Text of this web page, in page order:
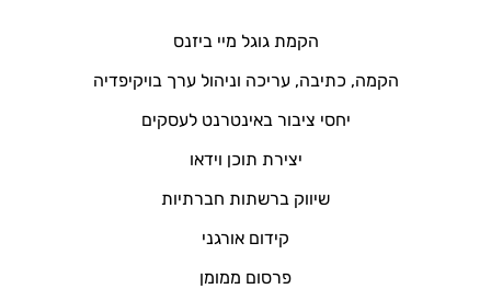
הקמת גוגל מיי ביזנס
הקמה, כתיבה, עריכה וניהול ערך בויקיפדיה
יחסי ציבור באינטרנט לעסקים
יצירת תוכן וידאו
שיווק ברשתות חברתיות
קידום אורגני
פרסום ממומן